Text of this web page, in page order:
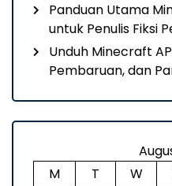
Panduan Utama
untuk Penulis Fiksi
Unduh Minecraft
Pembaruan, dan
M
T W